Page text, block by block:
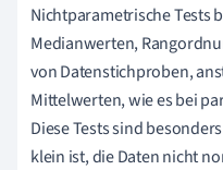
Nichtparametrische Tests
Medianwerten,
von Datenstichproben,
Mittelwerten, wie es bei
Diese Tests sind
klein ist, die Daten nicht